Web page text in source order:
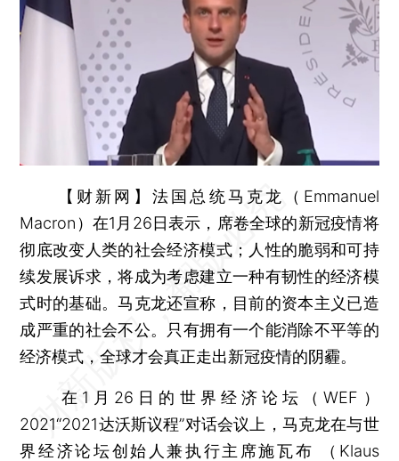
【财新网】 法国总统马克龙（Emmanuel
Macron）在1月26日表示，席卷全球的新冠疫情将
彻底改变人类的社会经济模式；人性的脆弱和可持
续发展诉求，将成为考虑建立一种有韧性的经济模
式时的基础。马克龙还宣称，目前的资本主义已造
成严重的社会不公。只有拥有一个能消除不平等的
经济模式，全球才会真正走出新冠疫情的阴霾。
在1月26日的世界经济论坛（WEF）
2021“2021达沃斯议程”对话会议上，马克龙在与世
界经济论坛创始人兼执行主席施瓦布 （Klaus